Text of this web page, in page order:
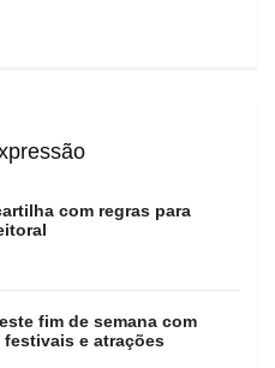
com regras para
fim de semana com
e atrações